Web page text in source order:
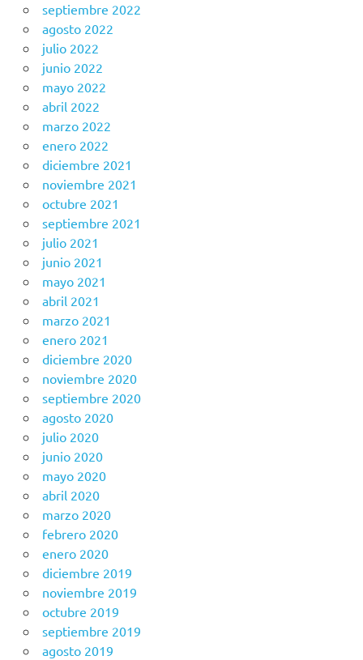
septiembre 2022
agosto 2022
julio 2022
junio 2022
mayo 2022
abril 2022
marzo 2022
enero 2022
diciembre 2021
noviembre 2021
octubre 2021
septiembre 2021
julio 2021
junio 2021
mayo 2021
abril 2021
marzo 2021
enero 2021
diciembre 2020
noviembre 2020
septiembre 2020
agosto 2020
julio 2020
junio 2020
mayo 2020
abril 2020
marzo 2020
febrero 2020
enero 2020
diciembre 2019
noviembre 2019
octubre 2019
septiembre 2019
agosto 2019